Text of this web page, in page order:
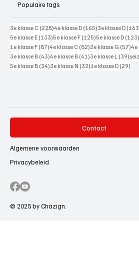
Populaire tags
3e klasse C (228)228 posts
4e klasse D (165)165 posts
3e klasse D
5e klasse E (133)133 posts
5e klasse F (125)125 posts
5e klasse D (123)
1e klasse F (87)87 posts
4e klasse C (82)82 posts
2e klasse G (57)57
4e
3e klasse B (43)43 posts
4e klasse B (41)41 posts
3e klasse L (39)39
5e klasse B (34)34 posts
3e klasse N (32)32 posts
1e klasse D (29)
Contact
Algemene voorwaarden
Privacybeleid
© 2025 by Chazign.